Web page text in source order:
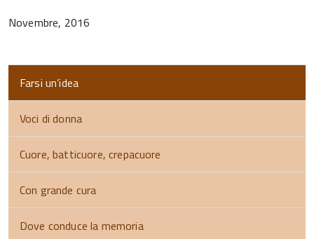
Novembre, 2016
Farsi un’idea
Voci di donna
Cuore, batticuore, crepacuore
Con grande cura
Dove conduce la memoria